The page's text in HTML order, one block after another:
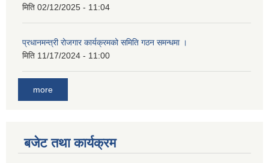
मिति 02/12/2025 - 11:04
प्रधानमन्त्री रोजगार कार्यक्रमको समिति गठन समन्धमा ।
मिति 11/17/2024 - 11:00
more
बजेट तथा कार्यक्रम